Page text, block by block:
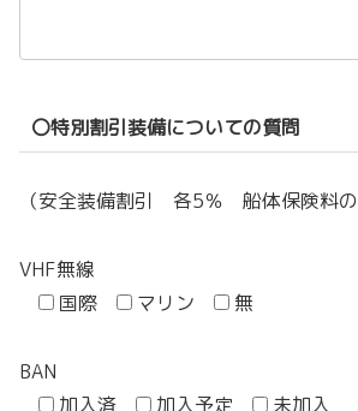
〇特別割引装備についての質問
（安全装備割引 各5％ 船体保険料の
VHF無線
国際
マリン 無
BAN
加入済
加入予定 未加入